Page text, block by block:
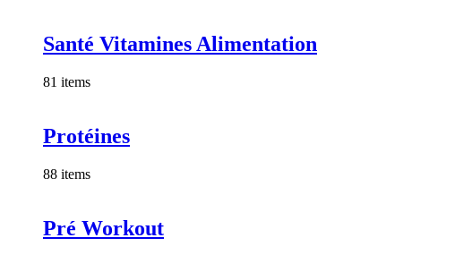
Santé Vitamines Alimentation
81 items
Protéines
88 items
Pré Workout